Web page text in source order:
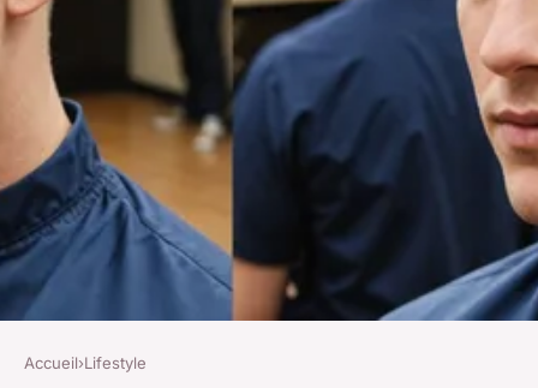
LIFESTYLE
Accueil›Lifestyle